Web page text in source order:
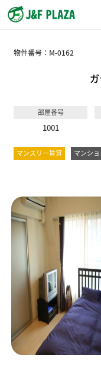
物件番号： M-0162
部屋番号
1001
マンスリー賃貸 マンシ